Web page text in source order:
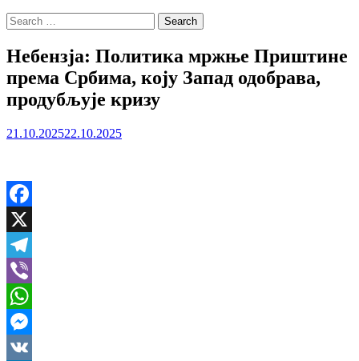
Search
for:
Небензја: Политика мржње Приштине
према Србима, коју Запад одобрава,
продубљује кризу
21.10.202522.10.2025
Facebook
X
Telegram
Viber
WhatsApp
Messenger